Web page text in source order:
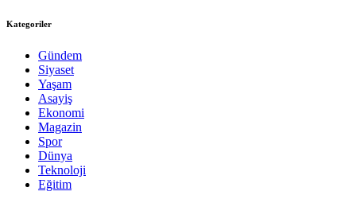
Kategoriler
Gündem
Siyaset
Yaşam
Asayiş
Ekonomi
Magazin
Spor
Dünya
Teknoloji
Eğitim